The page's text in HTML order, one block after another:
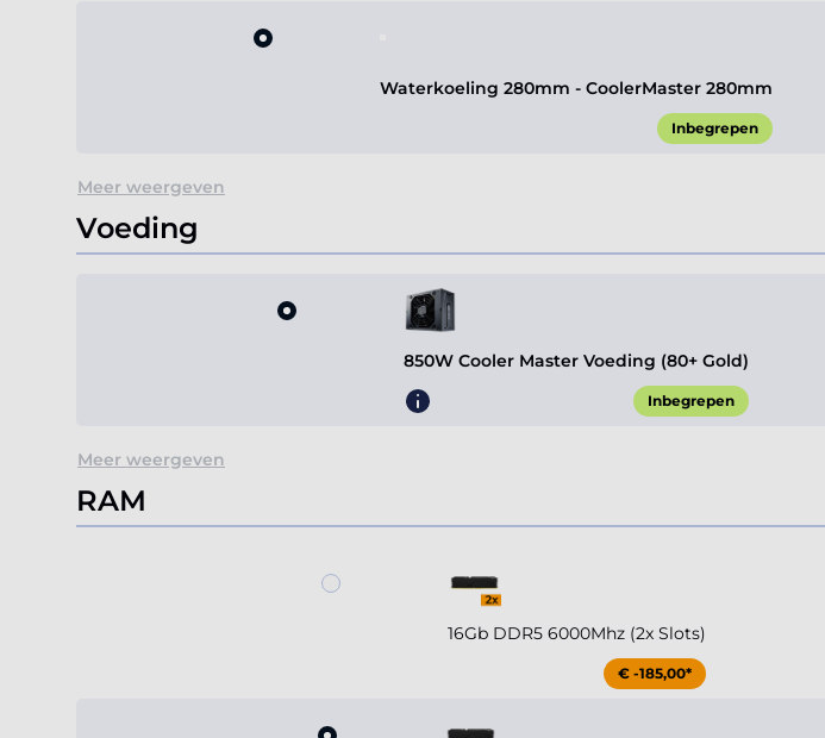
Waterkoeling 280mm - CoolerMaster 280mm
Inbegrepen
Meer weergeven
Voeding
850W Cooler Master Voeding (80+ Gold)
Inbegrepen
Meer weergeven
RAM
16Gb DDR5 6000Mhz (2x Slots)
€ -185,00*